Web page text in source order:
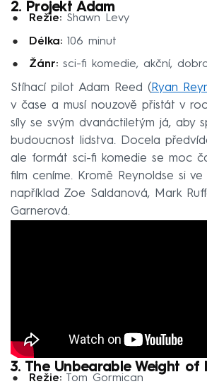
2. Projekt Adam
Režie:Shawn Levy
Délka:106 minut
Žánr:sci-fi komedie, akční,
Stíhací pilot Adam Reed ( Ryan
v čase a musí nouzově přistát v
síly se svým dvanáctiletým já, aby
budoucnost lidstva. Docela
ale formát sci-fi komedie se moc
film ceníme. Kromě Reynoldse si ve
například Zoe Saldanová, Mark
Garnerová.
3. The Unbearable Weight of
Režie:Tom Gormican